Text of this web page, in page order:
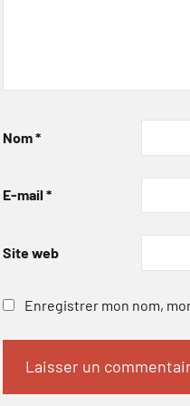
Nom*
E-mail *
Site web
Enregistrer mon nom,